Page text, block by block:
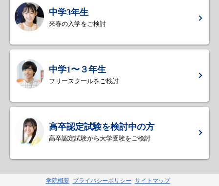
中学3年生
来春の入学をご検討
中学1〜３年生
フリースクールをご検討
高卒認定試験を検討中の方
高卒認定試験から大学受験をご検討
学院概要 プライバシーポリシー サイトマップ